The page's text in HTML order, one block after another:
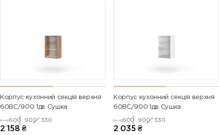
Корпус кухонний секцiя верхня
60ВС/900 1дв Сушка
600 900 330
2 158 ₴
Корпус кухонний секцiя верхня
60ВС/900 1дв Сушка
600 900 330
2 035 ₴